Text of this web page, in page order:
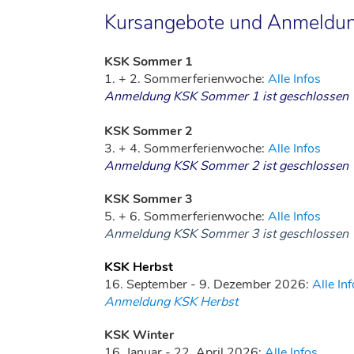
Kursangebote und
KSK Sommer 1
1. + 2. Sommerferienwoche: Alle Infos
Anmeldung KSK Sommer 1 ist geschlossen
KSK Sommer 2
3. + 4. Sommerferienwoche: Alle Infos
Anmeldung KSK Sommer 2 ist geschlossen
KSK Sommer 3
5. + 6. Sommerferienwoche: Alle Infos
Anmeldung KSK Sommer 3 ist geschlossen
KSK Herbst
16. September - 9. Dezember 2026: Alle
Anmeldung KSK Herbst
KSK Winter